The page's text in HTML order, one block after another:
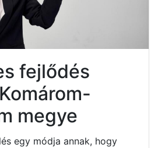
fejlődés
megye
egy módja annak, hogy